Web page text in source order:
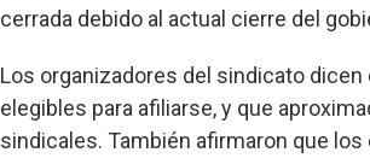
cerrada debido al actual cierre del
Los organizadores del sindicato
elegibles para afiliarse, y que
sindicales. También afirmaron que